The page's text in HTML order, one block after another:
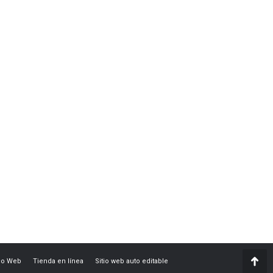
Web Tienda en línea Sitio web auto editable Go